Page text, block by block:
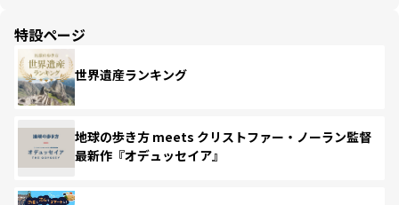
特設ページ
世界遺産ランキング
地球の歩き方 meets クリストファー・ノーラン監督
最新作『オデュッセイア』